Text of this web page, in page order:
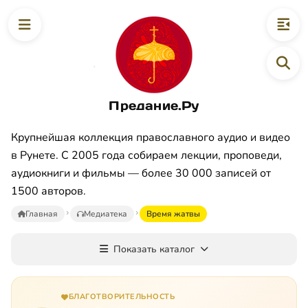
Предание.Ру
Крупнейшая коллекция православного аудио и видео
в Рунете. С 2005 года собираем лекции, проповеди,
аудиокниги и фильмы — более 30 000 записей от
1500 авторов.
Главная Медиатека Время жатвы
Показать каталог
БЛАГОТВОРИТЕЛЬНОСТЬ